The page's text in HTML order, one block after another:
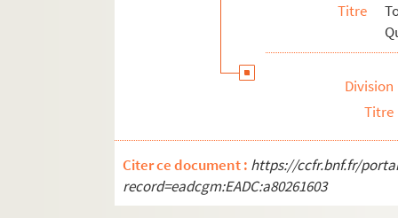
140v. 140 v°
141. 141
142v. 142 v°
143. 143
Titre
Division
Titre
Citer ce document : https://ccfr.bnf.fr/
record=eadcgm:EADC:a80261603